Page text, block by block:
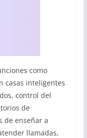
como
casas inteligentes
control del
de
de enseñar a
llamadas,